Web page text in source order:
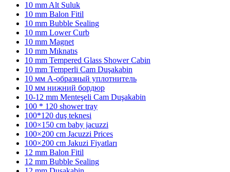
10 mm Alt Suluk
10 mm Balon Fitil
10 mm Bubble Sealing
10 mm Lower Curb
10 mm Magnet
10 mm Mıknatıs
10 mm Tempered Glass Shower Cabin
10 mm Temperli Cam Duşakabin
10 мм А-образный уплотнитель
10 мм нижний бордюр
10-12 mm Menteşeli Cam Duşakabin
100 * 120 shower tray
100*120 duş teknesi
100×150 cm baby jacuzzi
100×200 cm Jacuzzi Prices
100×200 cm Jakuzi Fiyatları
12 mm Balon Fitil
12 mm Bubble Sealing